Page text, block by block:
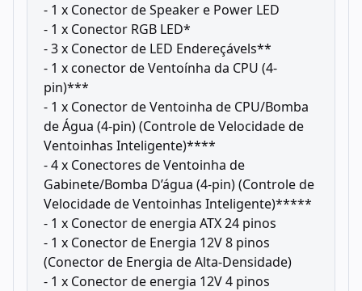
- 1 x Conector de Speaker e Power LED
- 1 x Conector RGB LED*
- 3 x Conector de LED Endereçávels**
- 1 x conector de Ventoínha da CPU (4-
pin)***
- 1 x Conector de Ventoinha de CPU/Bomba
de Água (4-pin) (Controle de Velocidade de
Ventoinhas Inteligente)****
- 4 x Conectores de Ventoinha de
Gabinete/Bomba D’água (4-pin) (Controle de
Velocidade de Ventoinhas Inteligente)*****
- 1 x Conector de energia ATX 24 pinos
- 1 x Conector de Energia 12V 8 pinos
(Conector de Energia de Alta-Densidade)
- 1 x Conector de energia 12V 4 pinos